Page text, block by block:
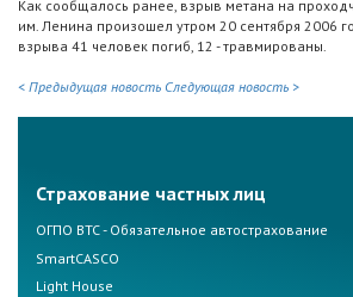
Как сообщалось ранее, взрыв метана на
им. Ленина произошел утром 20 сентября 2006
взрыва 41 человек погиб, 12 - травмированы.
< Предыдущая новость Следующая новость >
Страхование частных лиц
ОГПО ВТС - Обязательное автострахование
SmartCASCO
Light House